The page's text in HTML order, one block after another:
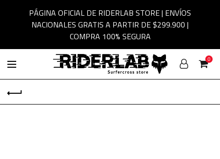
PÁGINA OFICIAL DE RIDERLAB STORE | ENVÍOS
NACIONALES GRATIS A PARTIR DE $299.900 |
COMPRA 100% SEGURA
0